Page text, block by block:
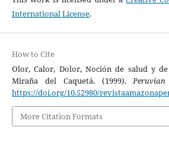
International License.
How to Cite
Olor, Calor, Dolor, Noción de salud y
Miraña del Caquetá. (1999).
https://doi.org/10.52980/
More Citation Formats